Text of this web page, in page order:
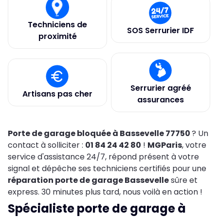
Techniciens de
proximité
SOS Serrurier IDF
Artisans pas cher
Serrurier agréé
assurances
Porte de garage bloquée à Bassevelle 77750? Un
contact à solliciter : 01 84 24 42 80 ! MGParis, votre
service d'assistance 24/7, répond présent à votre
signal et dépêche ses techniciens certifiés pour une
réparation porte de garage Bassevellesûre et
express. 30 minutes plus tard, nous voilà en action !
Spécialiste porte de garage à